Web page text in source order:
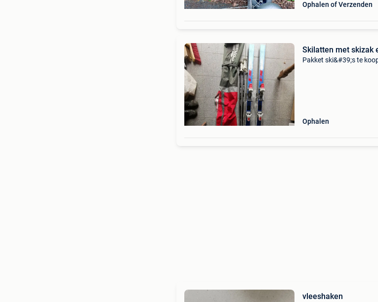
Ophalen of Verzenden
Skilatten met skizak
Pakket ski&#39;s te
Ophalen
vleeshaken